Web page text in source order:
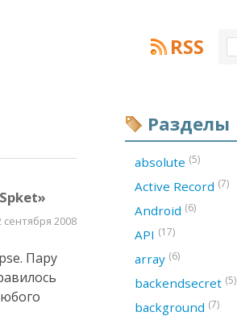
RSS
сентября 2008
Пару
Разделы
absolute (5)
Active Record (7)
Android (6)
API (17)
array (6)
backendsecret (5)
background (7)